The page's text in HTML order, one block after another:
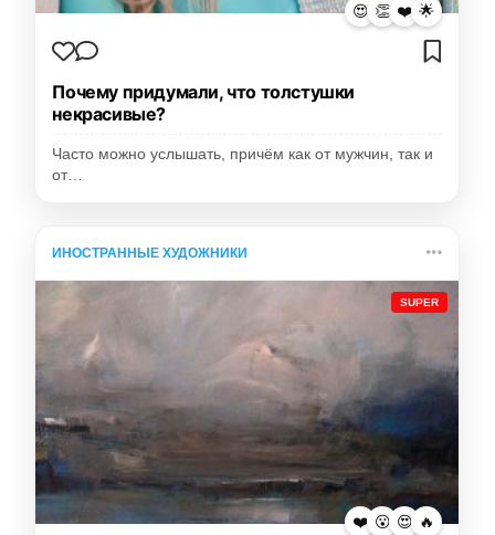
😍 👏 ❤️ 🌟
Почему придумали, что толстушки
некрасивые?
Часто можно услышать, причём как от мужчин, так и
от…
ИНОСТРАННЫЕ ХУДОЖНИКИ
SUPER
❤️ 😮 😍 🔥